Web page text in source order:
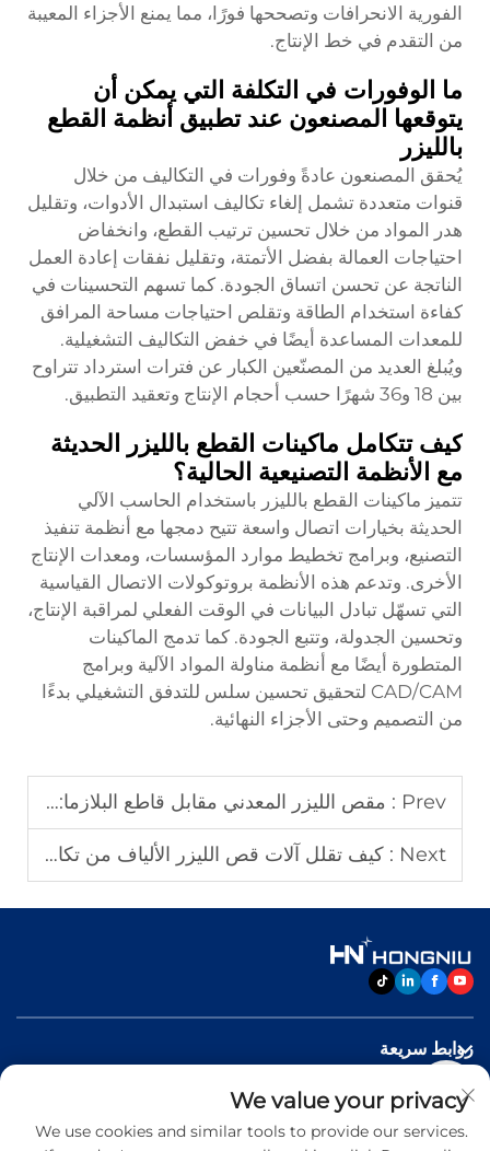
الفورية الانحرافات وتصححها فورًا، مما يمنع الأجزاء المعيبة
من التقدم في خط الإنتاج.
ما الوفورات في التكلفة التي يمكن أن
يتوقعها المصنعون عند تطبيق أنظمة القطع
بالليزر
يُحقق المصنعون عادةً وفورات في التكاليف من خلال
قنوات متعددة تشمل إلغاء تكاليف استبدال الأدوات، وتقليل
هدر المواد من خلال تحسين ترتيب القطع، وانخفاض
احتياجات العمالة بفضل الأتمتة، وتقليل نفقات إعادة العمل
الناتجة عن تحسن اتساق الجودة. كما تسهم التحسينات في
كفاءة استخدام الطاقة وتقلص احتياجات مساحة المرافق
للمعدات المساعدة أيضًا في خفض التكاليف التشغيلية.
ويُبلغ العديد من المصنّعين الكبار عن فترات استرداد تتراوح
بين 18 و36 شهرًا حسب أحجام الإنتاج وتعقيد التطبيق.
كيف تتكامل ماكينات القطع بالليزر الحديثة
مع الأنظمة التصنيعية الحالية؟
تتميز ماكينات القطع بالليزر باستخدام الحاسب الآلي
الحديثة بخيارات اتصال واسعة تتيح دمجها مع أنظمة تنفيذ
التصنيع، وبرامج تخطيط موارد المؤسسات، ومعدات الإنتاج
الأخرى. وتدعم هذه الأنظمة بروتوكولات الاتصال القياسية
التي تسهّل تبادل البيانات في الوقت الفعلي لمراقبة الإنتاج،
وتحسين الجدولة، وتتبع الجودة. كما تدمج الماكينات
المتطورة أيضًا مع أنظمة مناولة المواد الآلية وبرامج
CAD/CAM لتحقيق تحسين سلس للتدفق التشغيلي بدءًا
من التصميم وحتى الأجزاء النهائية.
Prev : مقص الليزر المعدني مقابل قاطع البلازما: أيهما يجب أن تختار؟
Next : كيف تقلل آلات قص الليزر الألياف من تكاليف الإنتاج؟
روابط سريعة
منتجات
We value your privacy
We use cookies and similar tools to provide our services.